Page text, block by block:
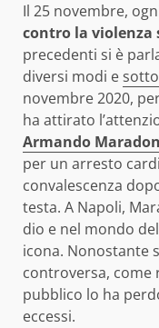
Il 25 novembre,
contro la violenza
precedenti si è
diversi modi e
novembre 2020,
ha attirato
Armando
per un arresto
convalescenza
testa. A Napoli,
dio e nel mondo
icona. Nonostante
controversa, come
pubblico lo ha
eccessi.